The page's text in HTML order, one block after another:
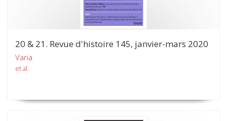
20 & 21. Revue d'histoire 145, janvier-mars 2020
Varia
et al.